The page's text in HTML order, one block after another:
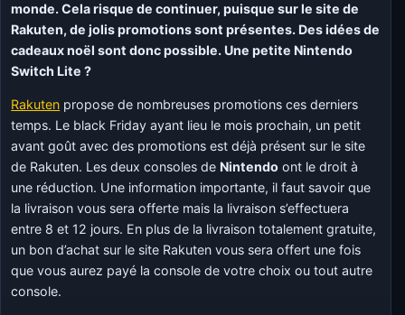
monde. Cela risque de continuer, puisque sur le site de
Rakuten, de jolis promotions sont présentes. Des idées de
cadeaux noël sont donc possible. Une petite Nintendo
Switch Lite ?
Rakuten propose de nombreuses promotions ces derniers
temps. Le black Friday ayant lieu le mois prochain, un petit
avant goût avec des promotions est déjà présent sur le site
de Rakuten. Les deux consoles de Nintendo ont le droit à
une réduction. Une information importante, il faut savoir que
la livraison vous sera offerte mais la livraison s’effectuera
entre 8 et 12 jours. En plus de la livraison totalement gratuite,
un bon d’achat sur le site Rakuten vous sera offert une fois
que vous aurez payé la console de votre choix ou tout autre
console.